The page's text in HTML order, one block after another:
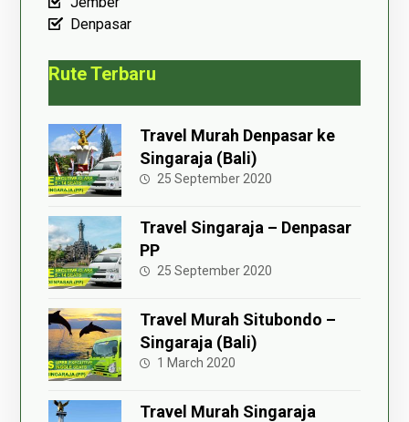
Denpasar
Rute Terbaru
Travel Murah Denpasar ke
Singaraja (Bali)
25 September 2020
Travel Singaraja – Denpasar
PP
25 September 2020
Travel Murah Situbondo –
Singaraja (Bali)
1 March 2020
Travel Murah Singaraja